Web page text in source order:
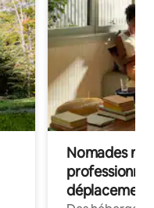
Nomades
déplacement